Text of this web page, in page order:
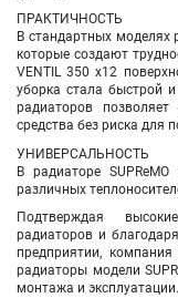
ПРАКТИЧНОСТЬ
В стандартных моделях
которые создают
VENTIL 350 х12
уборка стала быстрой
радиаторов
средства без риска для
УНИВЕРСАЛЬНОСТЬ
В радиаторе
различных
Подтверждая
радиаторов и
предприятии,
радиаторы модели
монтажа и эксплуатации.